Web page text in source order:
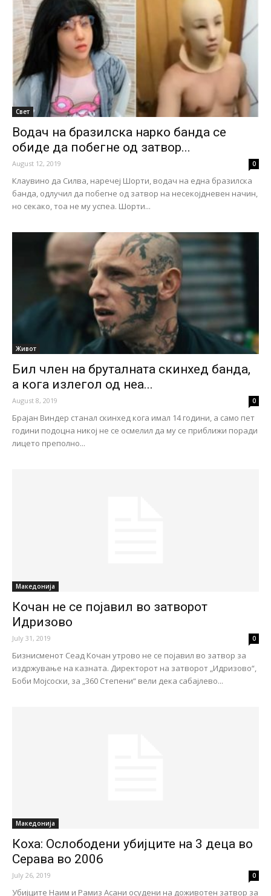
Свет
Водач на бразилска нарко банда се
обиде да побегне од затвор...
August 12, 2019 0
Клаувино да Силва, наречеј Шорти, водач на една бразилска
банда, одлучил да побегне од затвор на несекојдневен начин,
но секако, тоа не му успеа. Шорти...
Живот
Бил член на бруталната скинхед банда,
а кога излегол од неа...
August 8, 2019 0
Брајан Виндер станал скинхед кога имал 14 години, а само пет
години подоцна никој не се осмелил да му се приближи поради
лицето преполно...
Македонија
Кочан не се појавил во затворот
Идризово
July 31, 2019 0
Бизнисменот Сеад Кочан утрово не се појавил во затвор за
издржување на казната. Директорот на затворот „Идризово“,
Боби Мојсоски, за „360 Степени“ вели дека сабајлево...
Македонија
Коха: Ослободени убијците на 3 деца во
Серава во 2006
July 26, 2019 0
Убијците Наим и Рамиз Асани осудени на доживотен затвор за